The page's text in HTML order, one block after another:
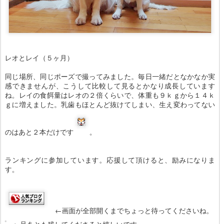
レオとレイ（５ヶ月）
同じ場所、同じポーズで撮ってみました。毎日一緒だとなかなか実
感できませんが、こうして比較して見るとかなり成長しています
ね。レイの食餌量はレオの２倍くらいで、体重も９ｋｇから１４ｋ
ｇに増えました。乳歯もほとんど抜けてしまい、生え変わってない
のはあと２本だけです 。
ランキングに参加しています。応援して頂けると、励みになりま
す。
←画面が全部開くまでちょっと待ってくださいね。